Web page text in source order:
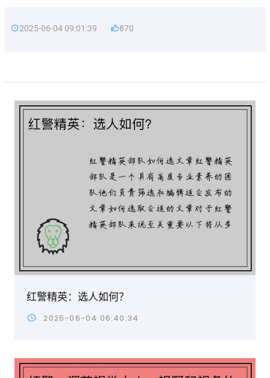
2025-06-04 09:01:39 870
红警精英：选人如何？
2025-06-04 06:40:34